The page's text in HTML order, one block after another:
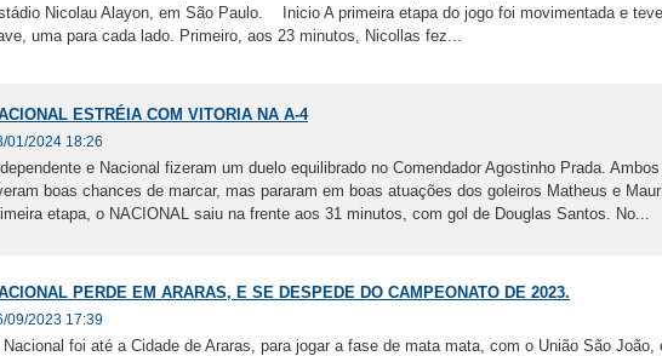
Nicolau Alayon, em São Paulo. Inicio A primeira etapa do jogo foi movimentada e
uma para cada lado. Primeiro, aos 23 minutos, Nicollas fez...
ESTRÉIA COM VITORIA NA A-4
01/2024 18:26
e Nacional fizeram um duelo equilibrado no Comendador Agostinho Prada.
boas chances de marcar, mas pararam em boas atuações dos goleiros Matheus e
etapa, o NACIONAL saiu na frente aos 31 minutos, com gol de Douglas Santos. No...
PERDE EM ARARAS, E SE DESPEDE DO CAMPEONATO DE 2023.
09/2023 17:39
Nacional foi até a Cidade de Araras, para jogar a fase de mata mata, com o União São João,